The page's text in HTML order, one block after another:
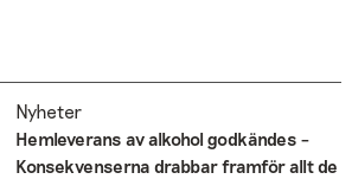
Nyheter
Hemleverans av alkohol godkändes –
Konsekvenserna drabbar framför allt de